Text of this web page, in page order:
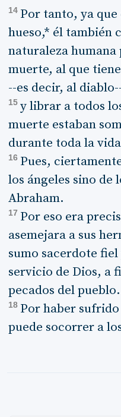
14 Por tanto, ya que
hueso,* él también
naturaleza
muerte, al que
--es decir, al
15 y librar a todos
muerte estaban
durante toda la
16 Pues,
los ángeles sino de
Abraham.
17 Por eso era
asemejara a sus
sumo sacerdote
servicio de Dios, a
pecados del pueblo.
18 Por haber
puede socorrer a